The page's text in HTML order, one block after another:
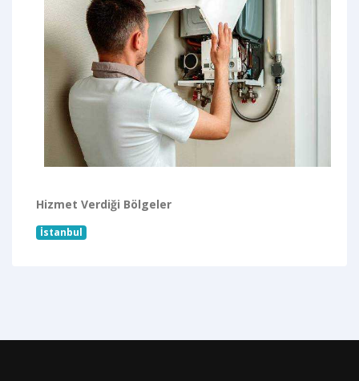
Hizmet Verdiği Bölgeler
İstanbul